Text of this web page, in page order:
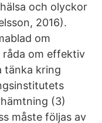
och olyckor
2016).
om
råda om effektiv
tänka kring
(3)
måste följas av